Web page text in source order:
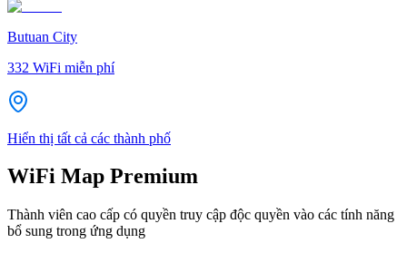
Butuan City
332 WiFi miễn phí
Hiển thị tất cả các thành phố
WiFi Map Premium
Thành viên cao cấp có quyền truy cập độc quyền vào các tính năng
bổ sung trong ứng dụng